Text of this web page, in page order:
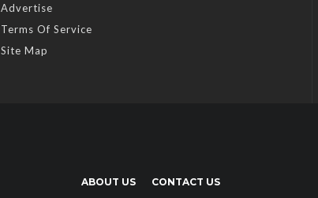
Advertise
Terms Of Service
Site Map
ABOUT US CONTACT US